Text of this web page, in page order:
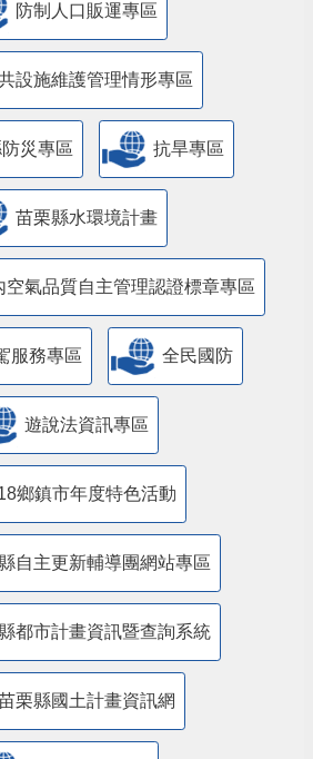
防制人口販運專區
設施維護管理情形專區
災專區 抗旱專區
苗栗縣水環境計畫
空氣品質自主管理認證標章專區
服務專區 全民國防
遊說法資訊專區
鄉鎮市年度特色活動
自主更新輔導團網站專區
都市計畫資訊暨查詢系統
栗縣國土計畫資訊網